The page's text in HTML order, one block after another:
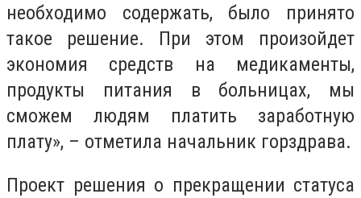
необходимо содержать, было принято
такое решение. При этом произойдет
экономия средств на медикаменты,
продукты питания в больницах, мы
сможем людям платить заработную
плату», – отметила начальник горздрава.
Проект решения о прекращении статуса